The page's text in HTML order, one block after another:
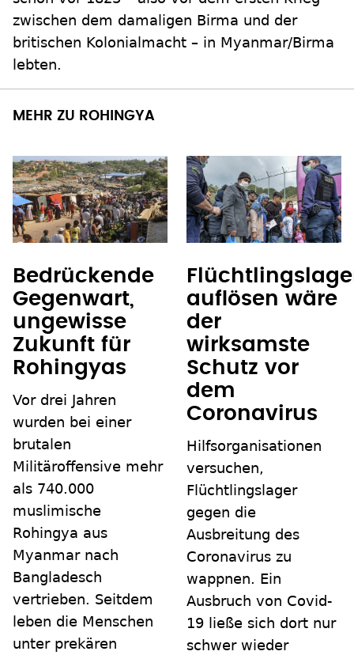
zwischen dem damaligen Birma und der
britischen Kolonialmacht – in Myanmar/Birma
lebten.
MEHR ZU ROHINGYA
Bedrückende
Gegenwart,
ungewisse
Zukunft für
Rohingyas
Vor drei Jahren
wurden bei einer
brutalen
Militäroffensive mehr
als 740.000
muslimische
Rohingya aus
Myanmar nach
Bangladesch
vertrieben. Seitdem
leben die Menschen
unter prekären
auflösen wäre
der
wirksamste
Schutz vor
dem
Coronavirus
Hilfsorganisationen
versuchen,
Flüchtlingslager
gegen die
Ausbreitung des
Coronavirus zu
wappnen. Ein
Ausbruch von Covid-
19 ließe sich dort nur
schwer wieder